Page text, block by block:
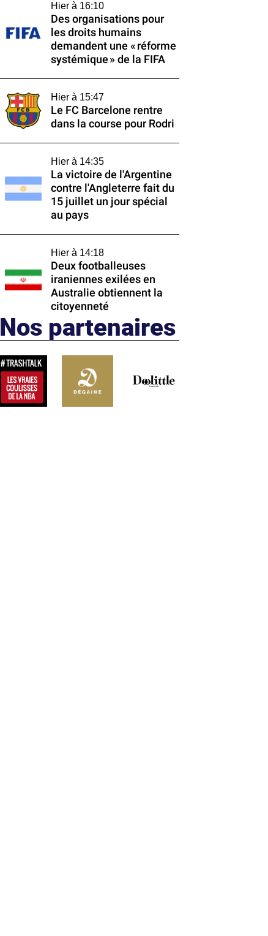
Hier à 16:10
Des organisations pour
les droits humains
demandent une « réforme
systémique » de la FIFA
Hier à 15:47
Le FC Barcelone rentre
dans la course pour Rodri
Hier à 14:35
La victoire de l'Argentine
contre l'Angleterre fait du
15 juillet un jour spécial
au pays
Hier à 14:18
Deux footballeuses
iraniennes exilées en
Australie obtiennent la
citoyenneté
Nos partenaires